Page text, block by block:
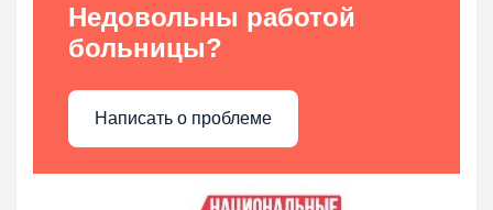
Недовольны работой
больницы?
Написать о проблеме